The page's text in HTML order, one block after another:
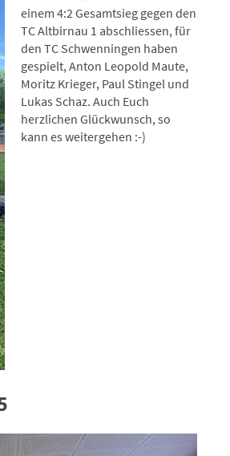
einem 4:2 Gesamtsieg gegen den
TC Altbirnau 1 abschliessen, für
den TC Schwenningen haben
gespielt, Anton Leopold Maute,
Moritz Krieger, Paul Stingel und
Lukas Schaz. Auch Euch
herzlichen Glückwunsch, so
kann es weitergehen :-)